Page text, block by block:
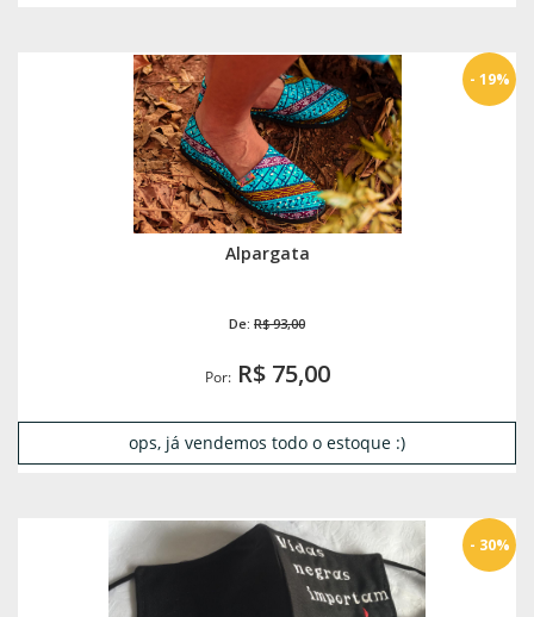
Alpargata
De: R$ 93,00
Por:R$ 75,00
- 19%
ops, já vendemos todo o estoque :)
- 30%